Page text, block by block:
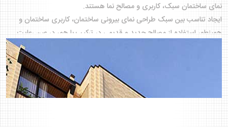
نمای ساختمان سبک، کاربری و مصالح نما هستند.
ایجاد تناسب بین سبک طراحی نمای بیرونی ساختمان، کاربری ساختمان و
همینطور استفاده از مصالح جدید و قدیمی در ترکیب با هم، در عین رعایت
اصول و استانداردها و ضوابط طراحی نما تنها از برخی طراحان با تجربه بر